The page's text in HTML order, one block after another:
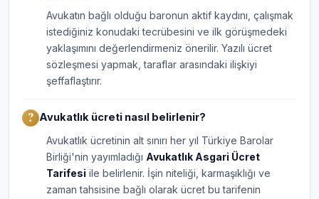
Avukatın bağlı olduğu baronun aktif kaydını, çalışmak
istediğiniz konudaki tecrübesini ve ilk görüşmedeki
yaklaşımını değerlendirmeniz önerilir. Yazılı ücret
sözleşmesi yapmak, taraflar arasındaki ilişkiyi
şeffaflaştırır.
Avukatlık ücreti nasıl belirlenir?
Avukatlık ücretinin alt sınırı her yıl Türkiye Barolar
Birliği'nin yayımladığı Avukatlık Asgari Ücret
Tarifesi ile belirlenir. İşin niteliği, karmaşıklığı ve
zaman tahsisine bağlı olarak ücret bu tarifenin